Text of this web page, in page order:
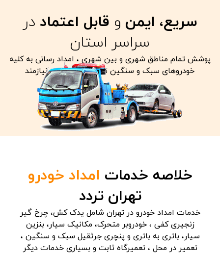
سریع، ایمن و قابل اعتماد در
سراسر استان
پوشش تمام مناطق شهری و بین شهری ، امداد رسانی به کلیه
خودروهای سبک و سنگین تصادفی معیوب و نیازمند
خلاصه خدمات امداد خودرو
تهران تردد
خدمات امداد خودرو در تهران شامل یدک کش، چرخ گیر
زنجیری کفی ، خودروبر متحرک، مکانیک سیار، بنزین
سیار، باتری به باتری و پنچری جرثقیل سبک و سنگین ،
تعمیر در محل ، تعمیرگاه ثابت و بسیاری خدمات دیگر